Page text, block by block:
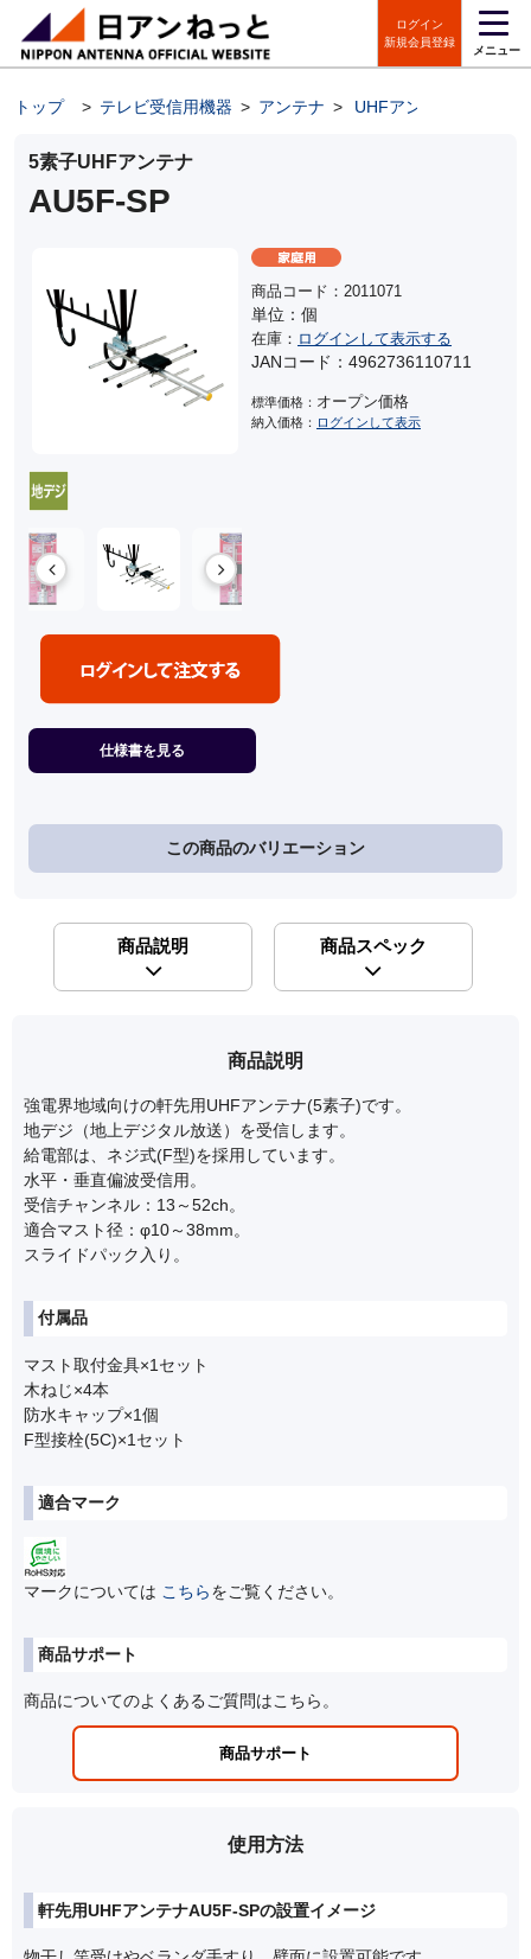
ログイン
新規会員登録
メニュー
トップ > テレビ受信用機器 > アンテナ > UHFアンテナ
5素子UHFアンテナ
AU5F-SP
商品コード：2011071
単位：個
在庫： ログインして表示する
JANコード：4962736110711
標準価格： オープン価格
納入価格： ログインして表示
仕様書を見る
この商品のバリエーション
商品説明 商品スペック
商品説明
強電界地域向けの軒先用UHFアンテナ(5素子)です。
地デジ（地上デジタル放送）を受信します。
給電部は、ネジ式(F型)を採用しています。
水平・垂直偏波受信用。
受信チャンネル：13～52ch。
適合マスト径：φ10～38mm。
スライドパック入り。
付属品
マスト取付金具×1セット
木ねじ×4本
防水キャップ×1個
F型接栓(5C)×1セット
適合マーク
マークについては こちらをご覧ください。
商品サポート
商品についてのよくあるご質問はこちら。
商品サポート
使用方法
軒先用UHFアンテナAU5F-SPの設置イメージ